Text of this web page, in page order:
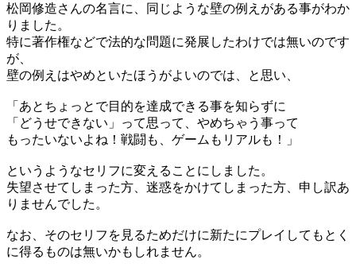
松岡修造さんの名言に、同じような壁の例えがある事がわか
りました。
特に著作権などで法的な問題に発展したわけでは無いのです
が、
壁の例えはやめといたほうがよいのでは、と思い、
「あとちょっとで目的を達成できる事を知らずに
「どうせできない」って思って、やめちゃう事って
もったいないよね！戦闘も、ゲームもリアルも！」
というようなセリフに変えることにしました。
失望させてしまった方、迷惑をかけてしまった方、申し訳あ
りませんでした。
なお、そのセリフを見るためだけに新たにプレイしてもとく
に得るものは無いかもしれません。